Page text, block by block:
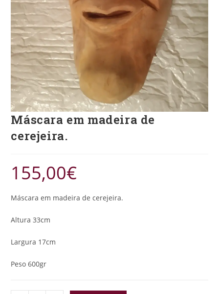
Máscara em madeira de
cerejeira.
155,00€
Máscara em madeira de cerejeira.
Altura 33cm
Largura 17cm
Peso 600gr